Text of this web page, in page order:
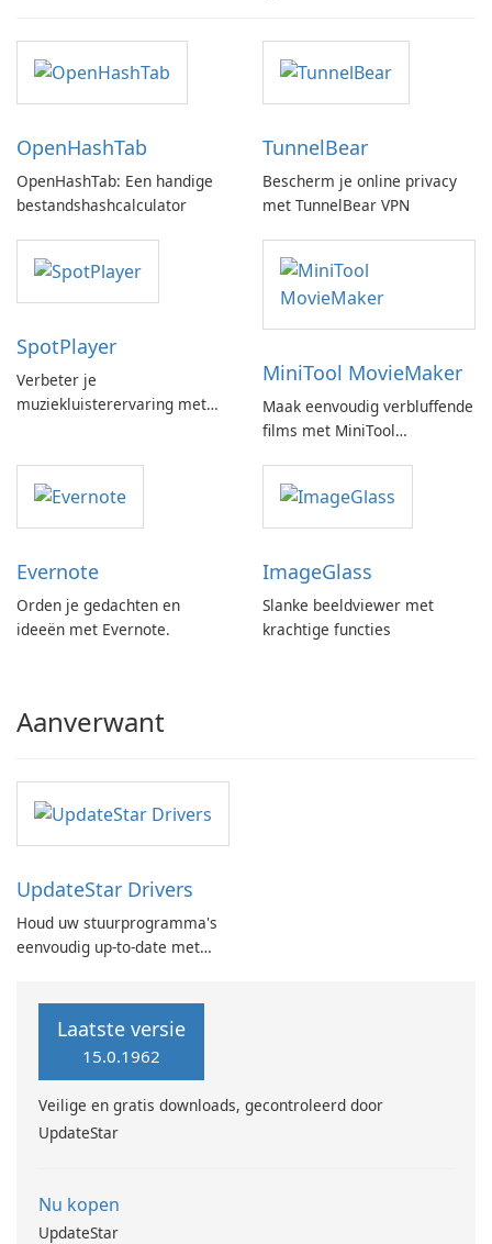
OpenHashTab
OpenHashTab: Een handige
bestandshashcalculator
TunnelBear
Bescherm je online privacy
met TunnelBear VPN
SpotPlayer
Verbeter je
muziekluisterervaring met
MiniTool MovieMaker
Maak eenvoudig verbluffende
films met MiniTool
Evernote
Orden je gedachten en
ideeën met Evernote.
ImageGlass
Slanke beeldviewer met
krachtige functies
Aanverwant
UpdateStar Drivers
Houd uw stuurprogramma's
eenvoudig up-to-date met
Laatste versie
15.0.1962
Veilige en gratis downloads, gecontroleerd door
UpdateStar
Nu kopen
UpdateStar